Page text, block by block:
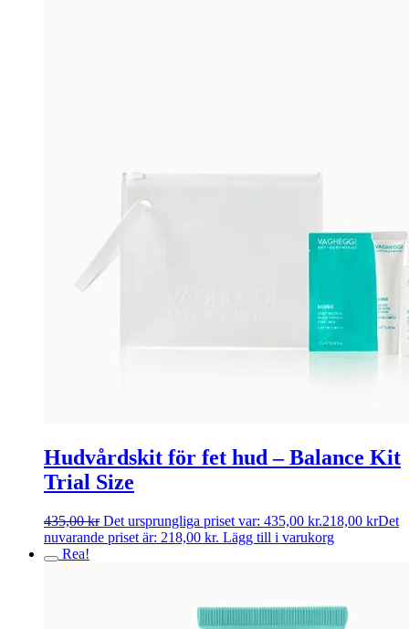
Hudvårdskit för fet hud – Balance Kit
Trial Size
435,00kr Det ursprungliga priset var: 435,00 kr.218,00 krDet
nuvarande priset är: 218,00 kr. Lägg till i varukorg
Rea!